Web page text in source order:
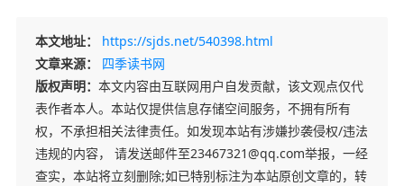
本文地址：
https://sjds.net/540398.html
文章来源：
四季读书网
版权声明： 本文内容由互联网用户自发贡献，该文观点仅代
表作者本人。本站仅提供信息存储空间服务，不拥有所有
权，不承担相关法律责任。如发现本站有涉嫌抄袭侵权/违法
违规的内容， 请发送邮件至23467321@qq.com举报，一经
查实，本站将立刻删除;如已特别标注为本站原创文章的，转